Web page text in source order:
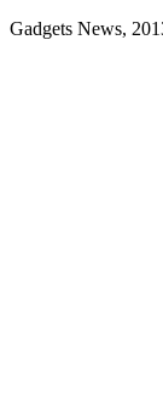
Gadgets News,